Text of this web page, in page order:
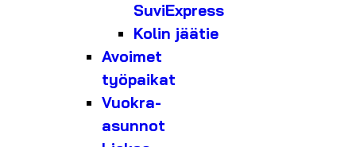
SuviExpress
Kolin jäätie
Avoimet
työpaikat
Vuokra-
asunnot